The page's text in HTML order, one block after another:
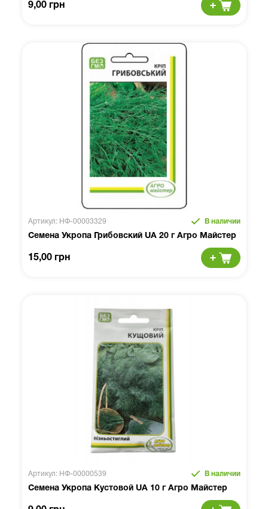
9,00 грн
Артикул: НФ-00003329 В наличии
Семена Укропа Грибовский UA 20 г Агро Майстер
15,00 грн
Артикул: НФ-00000539 В наличии
Семена Укропа Кустовой UA 10 г Агро Майстер